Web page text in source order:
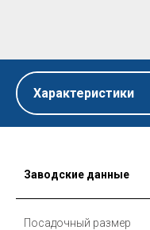
Заводские данные
Посадочный размер